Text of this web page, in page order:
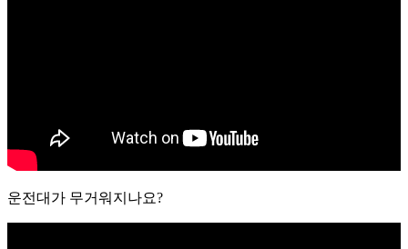
운전대가 무거워지나요?